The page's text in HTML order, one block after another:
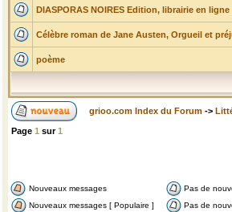
DIASPORAS NOIRES Edition, librairie en ligne
Célèbre roman de Jane Austen, Orgueil et
poème
grioo.com Index du Forum ->
Page 1 sur1
Nouveaux messages
Pas de
Nouveaux messages [ Populaire ]
Pas de